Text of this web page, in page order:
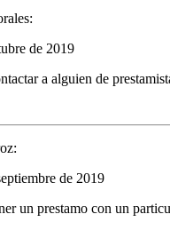
de 2019
a alguien de
de 2019
un prestamo con un